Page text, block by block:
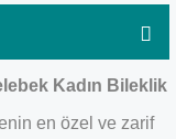
Kadın Bileklik
en özel ve zarif